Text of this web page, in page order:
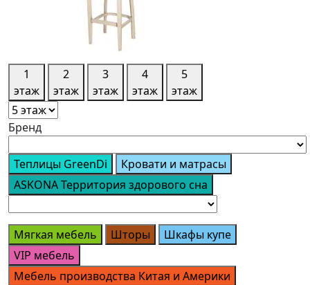
1
этаж
2
этаж
3
этаж
4
этаж
5
этаж
Бренд
Теплицы GreenDi
Кровати и матрасы
ASKONA Территория здорового сна
Мягкая мебель Шторы
Шкафы купе
VIP мебель
Мебель производства Китая и Америки